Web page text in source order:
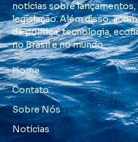
notícias sobre
legislação. Além disso,
de política, tecnologia,
no Brasil e no mundo.
Home
Contato
Sobre Nós
Notícias